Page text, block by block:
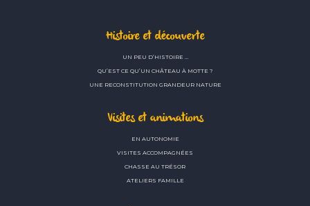
Histoire et découverte
UN PEU D’HISTOIRE …
QU’EST CE QU’UN CHÂTEAU À MOTTE ?
UNE RECONSTITUTION GRANDEUR NATURE
Visites et animations
EN AUTONOMIE
VISITES ACCOMPAGNÉES
CHASSE AU TRÉSOR
ATELIERS FAMILLE